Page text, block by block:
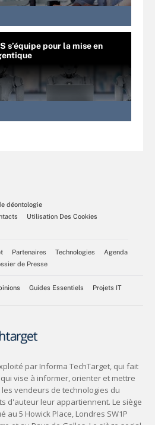
s’équipe pour la mise en
déontologie
Utilisation Des Cookies
Partenaires Technologies
Agenda
de Presse
Guides Essentiels Projets IT